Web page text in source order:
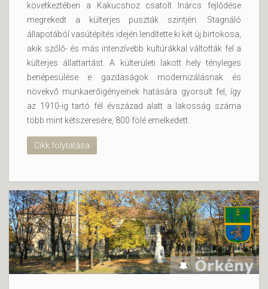
következtében a Kakucshoz csatolt Inárcs fejlődése
megrekedt a külterjes puszták szintjén. Stagnáló
állapotából vasútépítés idején lendítette ki két új birtokosa,
akik szőlő- és más intenzívebb kultúrákkal váltották fel a
külterjes állattartást. A külterületi lakott hely tényleges
benépesülése e gazdaságok modernizálásnak és
növekvő munkaerőigényeinek hatására gyorsult fel, így
az 1910-ig tartó fél évszázad alatt a lakosság száma
több mint kétszeresére, 800 fölé emelkedett.
Cikk folytatása